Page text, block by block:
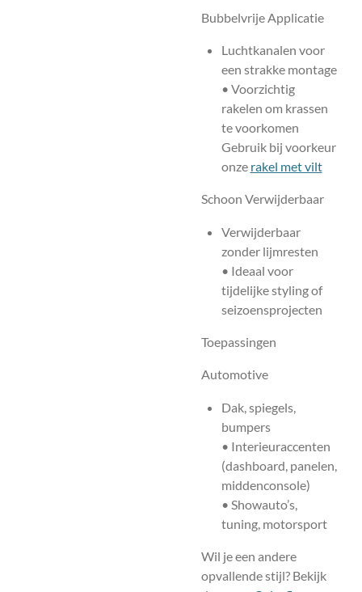
Bubbelvrije Applicatie
Luchtkanalen voor
een strakke montage
• Voorzichtig
rakelen om krassen
te voorkomen
Gebruik bij voorkeur
onze rakel met vilt
Schoon Verwijderbaar
Verwijderbaar
zonder lijmresten
• Ideaal voor
tijdelijke styling of
seizoensprojecten
Toepassingen
Automotive
Dak, spiegels,
bumpers
• Interieuraccenten
(dashboard, panelen,
middenconsole)
• Showauto’s,
tuning, motorsport
Wil je een andere
opvallende stijl? Bekijk